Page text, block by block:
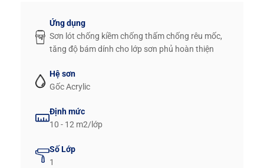
Ứng dụng
Sơn lót chống kiềm chống thấm chống rêu mốc,
tăng độ bám dính cho lớp sơn phủ hoàn thiện
Hệ sơn
Gốc Acrylic
Định mức
10 - 12 m2/lớp
Số Lớp
1